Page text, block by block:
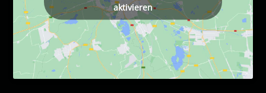
aktivieren